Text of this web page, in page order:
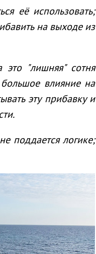
её использовать;
на выходе из
это "лишняя" сотня
влияние на
эту прибавку и
поддается логике;